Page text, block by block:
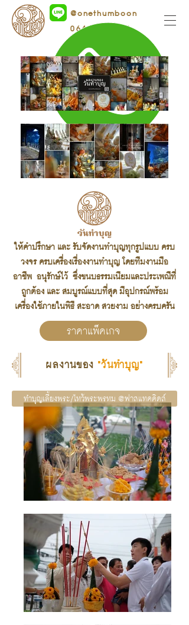
@onethumboon
064-1655556
ให้คำปรึกษา และ รับจัดงานทำบุญทุกรูปแบบ ครบ
วงจร ครบเครื่องเรื่องงานทำบุญ โดยทีมงานมือ
อาชีพ อนุรักษ์ไว้ ซึ่งขนบธรรมเนียมและประเพณีที่
ถูกต้อง และ สมบูรณ์แบบที่สุด มีอุปกรณ์พร้อม
เครื่องใช้ภายในพิธี สะอาด สวยงาม อย่างครบครัน
ราคาแพ็คเกจ
ผลงานของ "วันทำบุญ"
ทำบุญเลี้ยงพระ/ไหว้พระพรหม @ฟาสแทคคิดส์